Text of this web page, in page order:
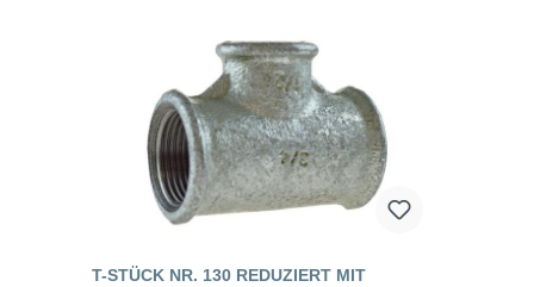
T-STÜCK NR. 130 REDUZIERT MIT